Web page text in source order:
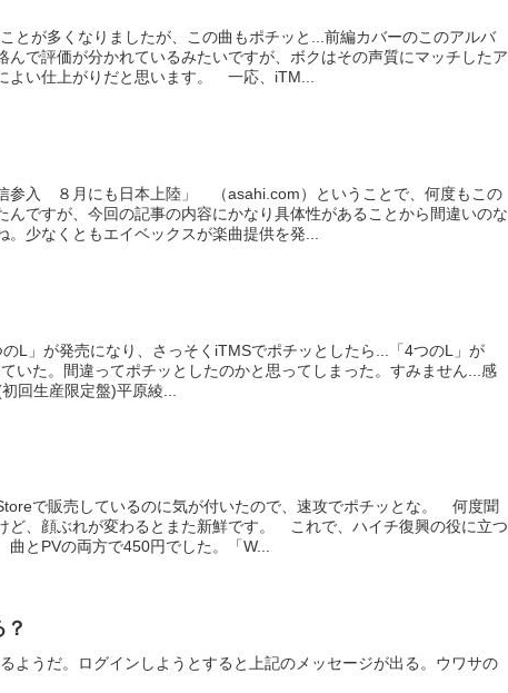
とが多くなりましたが、この曲もポチッと...前編カバーのこのアルバ
んで評価が分かれているみたいですが、ボクはその声質にマッチしたア
よい仕上がりだと思います。 一応、iTM...
信参入 ８月にも日本上陸」 （asahi.com）ということで、何度もこの
んですが、今回の記事の内容にかなり具体性があることから間違いのな
。少なくともエイベックスが楽曲提供を発...
L」が発売になり、さっそくiTMSでポチッとしたら...「4つのL」が
ていた。間違ってポチッとしたのかと思ってしまった。すみません...感
回生産限定盤)平原綾...
で販売しているのに気が付いたので、速攻でポチッとな。 何度聞
ど、顔ぶれが変わるとまた新鮮です。 これで、ハイチ復興の役に立つ
とPVの両方で450円でした。「W...
ようだ。ログインしようとすると上記のメッセージが出る。ウワサの